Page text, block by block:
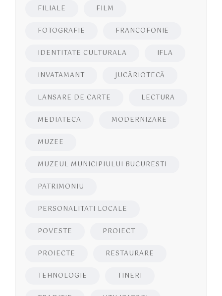
FILIALE FILM
FOTOGRAFIE FRANCOFONIE
IDENTITATE CULTURALA IFLA
INVATAMANT JUCĂRIOTECĂ
LANSARE DE CARTE LECTURA
MEDIATECA MODERNIZARE
MUZEE
MUZEUL MUNICIPIULUI BUCURESTI
PATRIMONIU
PERSONALITATI LOCALE
POVESTE PROIECT
PROIECTE RESTAURARE
TEHNOLOGIE TINERI